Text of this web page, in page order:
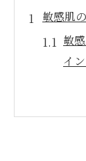
敏感肌
敏
イ